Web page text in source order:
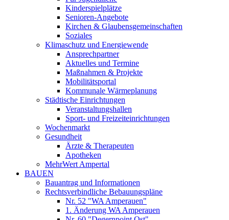
Kinderspielplätze
Senioren-Angebote
Kirchen & Glaubensgemeinschaften
Soziales
Klimaschutz und Energiewende
Ansprechpartner
Aktuelles und Termine
Maßnahmen & Projekte
Mobilitätsportal
Kommunale Wärmeplanung
Städtische Einrichtungen
Veranstaltungshallen
Sport- und Freizeiteinrichtungen
Wochenmarkt
Gesundheit
Ärzte & Therapeuten
Apotheken
MehrWert Ampertal
BAUEN
Bauantrag und Informationen
Rechtsverbindliche Bebauungspläne
Nr. 52 "WA Amperauen"
1. Änderung WA Amperauen